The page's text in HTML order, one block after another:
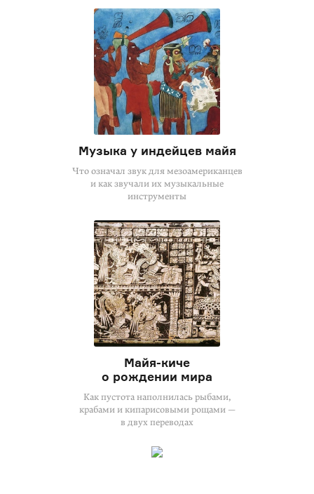
Музыка у индейцев майя
Что означал звук для мезоамериканцев
и как звучали их музыкальные
инструменты
Майя-киче
о рождении мира
Как пустота наполнилась рыбами,
крабами и кипарисовыми рощами —
в двух переводах